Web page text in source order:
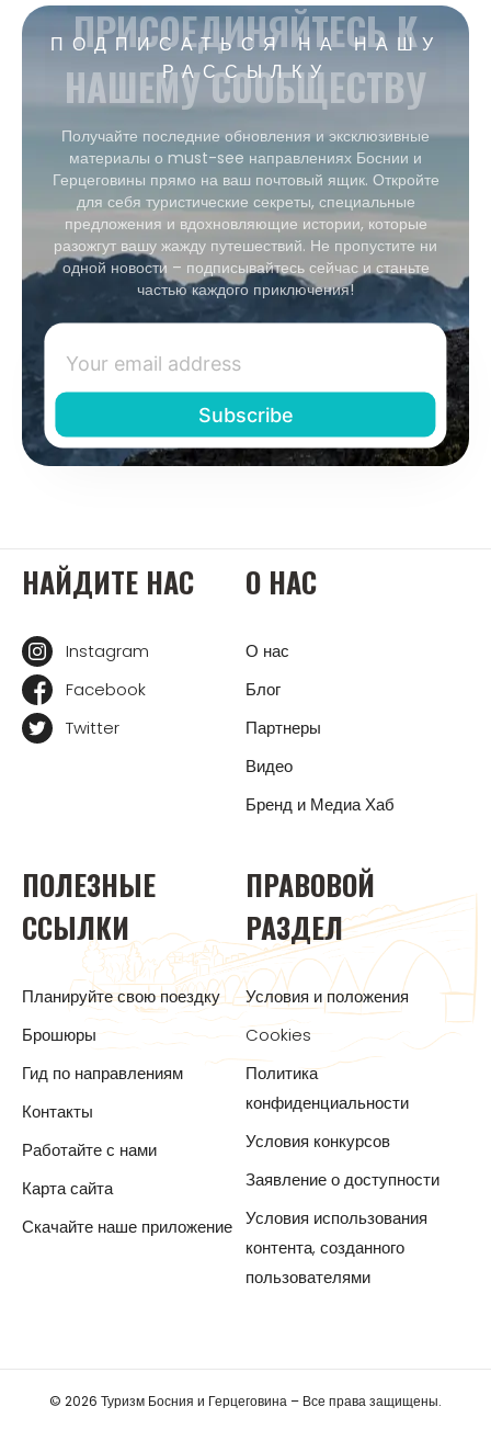
ПОДПИСАТЬСЯ НА НАШУ
РАССЫЛКУ
ПРИСОЕДИНЯЙТЕСЬ К
НАШЕМУ СООБЩЕСТВУ
Получайте последние обновления и эксклюзивные
материалы о must-see направлениях Боснии и
Герцеговины прямо на ваш почтовый ящик. Откройте
для себя туристические секреты, специальные
предложения и вдохновляющие истории, которые
разожгут вашу жажду путешествий. Не пропустите ни
одной новости – подписывайтесь сейчас и станьте
частью каждого приключения!
НАЙДИТЕ НАС
Instagram
Facebook
Twitter
О НАС
О нас
Блог
Партнеры
Видео
Бренд и Медиа Хаб
ПОЛЕЗНЫЕ
ССЫЛКИ
Планируйте свою поездку
Брошюры
Гид по направлениям
Контакты
Работайте с нами
Карта сайта
Скачайте наше приложение
ПРАВОВОЙ
РАЗДЕЛ
Условия и положения
Cookies
Политика
конфиденциальности
Условия конкурсов
Заявление о доступности
Условия использования
контента, созданного
пользователями
© 2026 Туризм Босния и Герцеговина – Все права защищены.